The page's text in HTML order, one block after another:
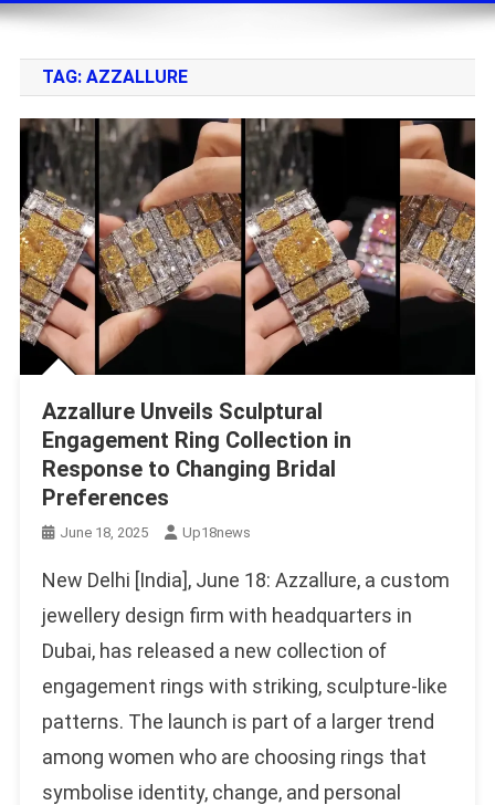
TAG: AZZALLURE
Azzallure Unveils Sculptural
Engagement Ring Collection in
Response to Changing Bridal
Preferences
June 18, 2025 Up18news
New Delhi [India], June 18: Azzallure, a custom
jewellery design firm with headquarters in
Dubai, has released a new collection of
engagement rings with striking, sculpture-like
patterns. The launch is part of a larger trend
among women who are choosing rings that
symbolise identity, change, and personal